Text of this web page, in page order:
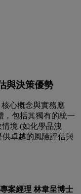
與決策優勢
心概念與實務應
，包括其獨有的統一
境 (如化學品洩
卓越的風險評估與
案經理 林韋呈博士